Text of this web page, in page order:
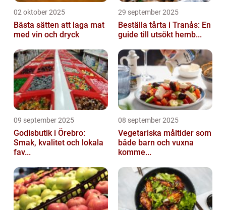
02 oktober 2025
Bästa sätten att laga mat
med vin och dryck
29 september 2025
Beställa tårta i Tranås: En
guide till utsökt hemb...
09 september 2025
Godisbutik i Örebro:
Smak, kvalitet och lokala
fav...
08 september 2025
Vegetariska måltider som
både barn och vuxna
komme...